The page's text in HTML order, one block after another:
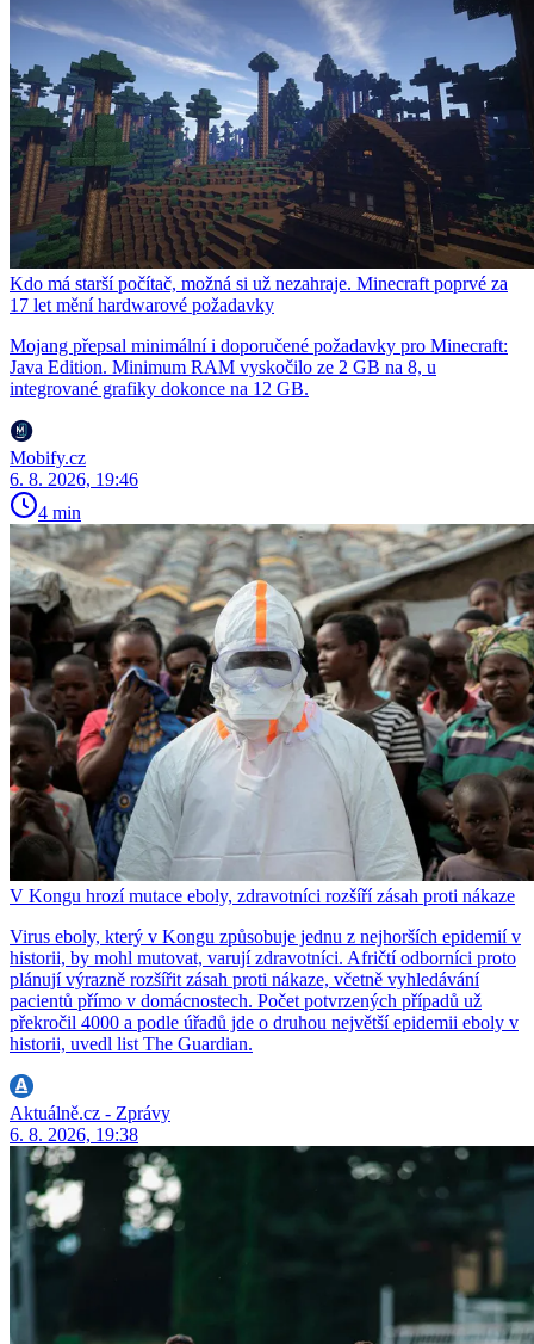
Kdo má starší počítač, možná si už nezahraje. Minecraft poprvé za
17 let mění hardwarové požadavky
Mojang přepsal minimální i doporučené požadavky pro Minecraft:
Java Edition. Minimum RAM vyskočilo ze 2 GB na 8, u
integrované grafiky dokonce na 12 GB.
Mobify.cz
6. 8. 2026, 19:46
4 min
V Kongu hrozí mutace eboly, zdravotníci rozšíří zásah proti nákaze
Virus eboly, který v Kongu způsobuje jednu z nejhorších epidemií v
historii, by mohl mutovat, varují zdravotníci. Afričtí odborníci proto
plánují výrazně rozšířit zásah proti nákaze, včetně vyhledávání
pacientů přímo v domácnostech. Počet potvrzených případů už
překročil 4000 a podle úřadů jde o druhou největší epidemii eboly v
historii, uvedl list The Guardian.
Aktuálně.cz - Zprávy
6. 8. 2026, 19:38